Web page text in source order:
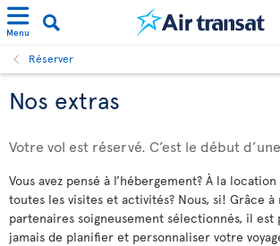
Menu
Réserver
Nos extras
Votre vol est réservé. C’est le début
Vous avez pensé à l’hébergement? À la
toutes les visites et activités? Nous, si! Grâce
partenaires soigneusement sélectionnés, il est
jamais de planifier et personnaliser votre